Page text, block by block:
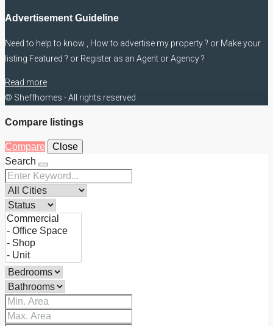
Advertisement Guideline
Need to help to know , How to advertise my property ? or Make your
listing Featured ? or Register as an Agent or Agency ?
Read more
© Sheffhomes - All rights reserved
Compare listings
Compare
Close
Search